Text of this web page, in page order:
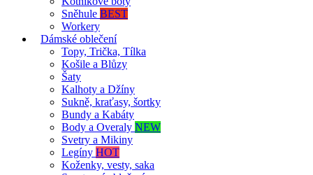
Sněhule BEST
Workery
Dámské oblečení
Topy, Trička, Tílka
Košile a Blůzy
Šaty
Kalhoty a Džíny
Sukně, kraťasy, šortky
Bundy a Kabáty
Body a Overaly NEW
Svetry a Mikiny
Legíny HOT
Koženky, vesty, saka